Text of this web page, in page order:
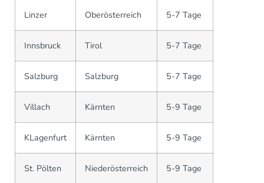
Linzer Oberösterreich 5-7 Tage
Innsbruck Tirol 5-7 Tage
Salzburg Salzburg 5-7 Tage
Villach Kärnten 5-9 Tage
KLagenfurt Kärnten 5-9 Tage
St. Pölten Niederösterreich 5-9 Tage